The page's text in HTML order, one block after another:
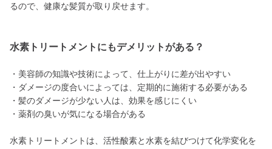
るので、健康な髪質が取り戻せます。
水素トリートメントにもデメリットがある？
・美容師の知識や技術によって、仕上がりに差が出やすい
・ダメージの度合いによっては、定期的に施術する必要がある
・髪のダメージが少ない人は、効果を感じにくい
・薬剤の臭いが気になる場合がある
水素トリートメントは、活性酸素と水素を結びつけて化学変化を